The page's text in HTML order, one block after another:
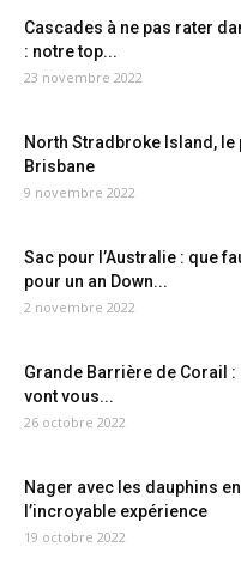
Cascades à ne pas rater
: notre top...
23 novembre 2022
North Stradbroke Island,
Brisbane
9 novembre 2022
Sac pour l’Australie : que
pour un an Down...
2 novembre 2022
Grande Barrière de Corail :
vont vous...
26 octobre 2022
Nager avec les dauphins
l’incroyable expérience
19 octobre 2022